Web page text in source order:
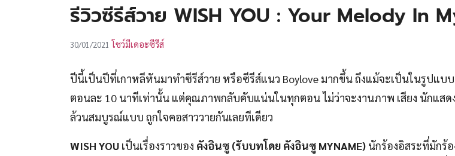
รีวิวซีรีส์วาย WISH YOU : Your Melody In
30/01/2021 โชว์มีเดอะซีรีส์
ปีนี้เป็นปีที่เกาหลีหันมาทำซีรีส์วาย หรือซีรีส์แนว Boylove มากขึ้น ถึงแม้จะเป็นในรูปแบบ
ตอนละ 10 นาทีเท่านั้น แต่คุณภาพกลับคับแน่นในทุกตอน ไม่ว่าจะงานภาพ เสียง นักแสด
ล้วนสมบูรณ์แบบ ถูกใจคอสาววายกันเลยทีเดียว
WISH YOU เป็นเรื่องราวของ คังอินซู (รับบทโดย คังอินซู MYNAME) นักร้องอิสระที่มักร้